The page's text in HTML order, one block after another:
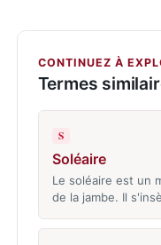
CONTINUEZ À
Termes
S
Soléaire
Le soléaire est un
de la jambe. Il